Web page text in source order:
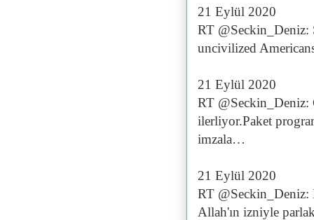
21 Eylül 2020
RT @Seckin_Deniz:
uncivilized
21 Eylül 2020
RT @Seckin_Deniz:
ilerliyor.Paket
imzala…
21 Eylül 2020
RT @Seckin_Deniz:
Allah'ın izniyle